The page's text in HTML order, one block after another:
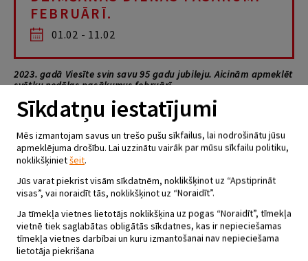
FEBRUĀRĪ.
01.02 - 11.02
2023. gadā Viesīte svin savu 95 gadu jubileju. Aicinām apmeklēt
svētku nedēļas pasākumus februārī.
5. februārī plkst.12:00 Viesītes Brīvības baznīcā
– Ekumēniskais DIEVKALPOJUMS
– KONCERTS “Veltījums” – piedalās Rīgas Doma kora skolas
audzēkņi
No 6. februāra Viesītes bibliotēkā
– Izstāde “Mana jubilejas svecīte Viesītei”
Aicinām ikvienu viesītieti papildināt bērnu darbu izstādi bibliotēkas
lasītavā!
– Gada izstāžu cikla “Pie tevis, pilsēta mazā un mīļa, visu mūžu
atpakaļ nākam!” ietvaros –
izstāde “Pilsētas vēstures lappuses pārlapojot”
– Viktorīna bibliotēkas apmeklētājiem “Pilsētas vēsture – ko par to
Sīkdatņu iestatījumi
Mēs izmantojam savus un trešo pušu sīkfailus, lai nodrošinātu jūsu
apmeklējuma drošību. Lai uzzinātu vairāk par mūsu sīkfailu politiku,
noklikšķinietšeit.
Jūs varat piekrist visām sīkdatnēm, noklikšķinot uz “Apstiprināt
visas”, vai noraidīt tās, noklikšķinot uz “Noraidīt”.
Ja tīmekļa vietnes lietotājs noklikšķina uz pogas “Noraidīt”, tīmekļa
vietnē tiek saglabātas obligātās sīkdatnes, kas ir nepieciešamas
tīmekļa vietnes darbībai un kuru izmantošanai nav nepieciešama
lietotāja piekrišana